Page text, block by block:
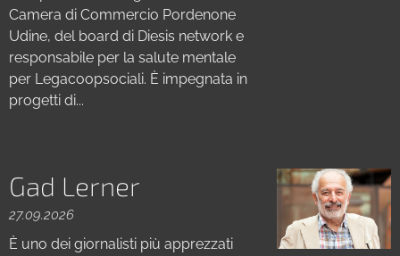
Camera di Commercio Pordenone
Udine, del board di Diesis network e
responsabile per la salute mentale
per Legacoopsociali. È impegnata in
progetti di...
Gad Lerner
27.09.2026
È uno dei giornalisti più apprezzati